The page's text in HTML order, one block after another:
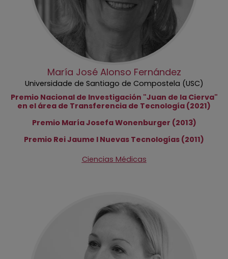
María José Alonso Fernández
Universidade de Santiago de Compostela (USC)
Premio Nacional de Investigación "Juan de la Cierva"
en el área de Transferencia de Tecnología (2021)
Premio María Josefa Wonenburger (2013)
Premio Rei Jaume I Nuevas Tecnologías (2011)
Ciencias Médicas